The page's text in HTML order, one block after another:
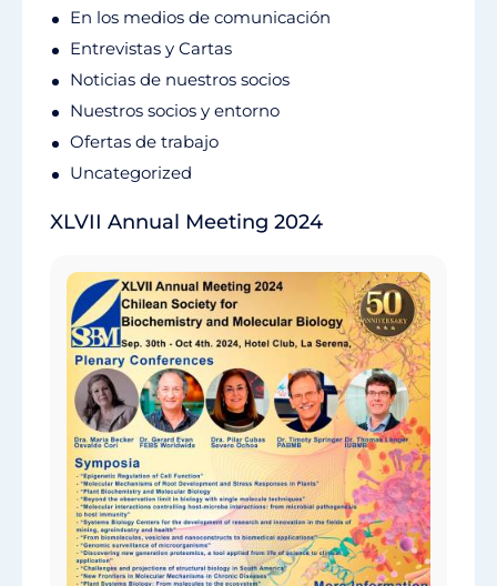
En los medios de comunicación
Entrevistas y Cartas
Noticias de nuestros socios
Nuestros socios y entorno
Ofertas de trabajo
Uncategorized
XLVII Annual Meeting 2024